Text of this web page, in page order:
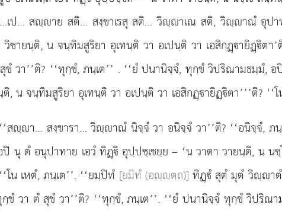
ติ…เป… สฺาย สติ… สงฺขาเรสุ สติ… วิฺาเณ สติ, วิฺาณํ อุ
ชายนฺติ, น จนฺทิมสูริยา อุเทนฺติ วา อเปนฺติ วา เอสิกฏฺายิฏฺิตา
วา’’ติ? ‘‘ทุกฺขํ, ภนฺเต’’ . ‘‘ยํ ปนานิจฺจํ, ทุกฺขํ วิปริณามธมฺมํ,
น จนฺทิมสูริยา อุเทนฺติ วา อเปนฺติ วา เอสิกฏฺายิฏฺิตา’’’ติ? ‘‘
สฺา… สงฺขารา… วิฺาณํ นิจฺจํ วา อนิจฺจํ วา’’ติ? ‘‘อนิจฺจํ, ภ
นุ ตํ อนุปาทาย เอวํ ทิฏฺิ อุปฺปชฺเชยฺย – ‘น วาตา วายนฺติ, น
โน เหตํ, ภนฺเต’’. ‘‘ยมฺปิทํ [ยมิทํ (อฺตฺถ)] ทิฏฺํ สุตํ มุตํ วิฺา
กฺขํ วา ตํ สุขํ วา’’ติ? ‘‘ทุกฺขํ, ภนฺเต’’. ‘‘ยํ ปนานิจฺจํ ทุกฺขํ วิป